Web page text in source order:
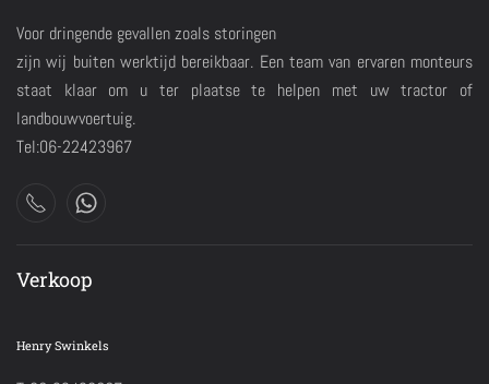
Voor dringende gevallen zoals storingen
zijn wij buiten werktijd bereikbaar. Een team van ervaren monteurs
staat klaar om u ter plaatse te helpen met uw tractor of
landbouwvoertuig.
Tel:06-22423967
Verkoop
Henry Swinkels